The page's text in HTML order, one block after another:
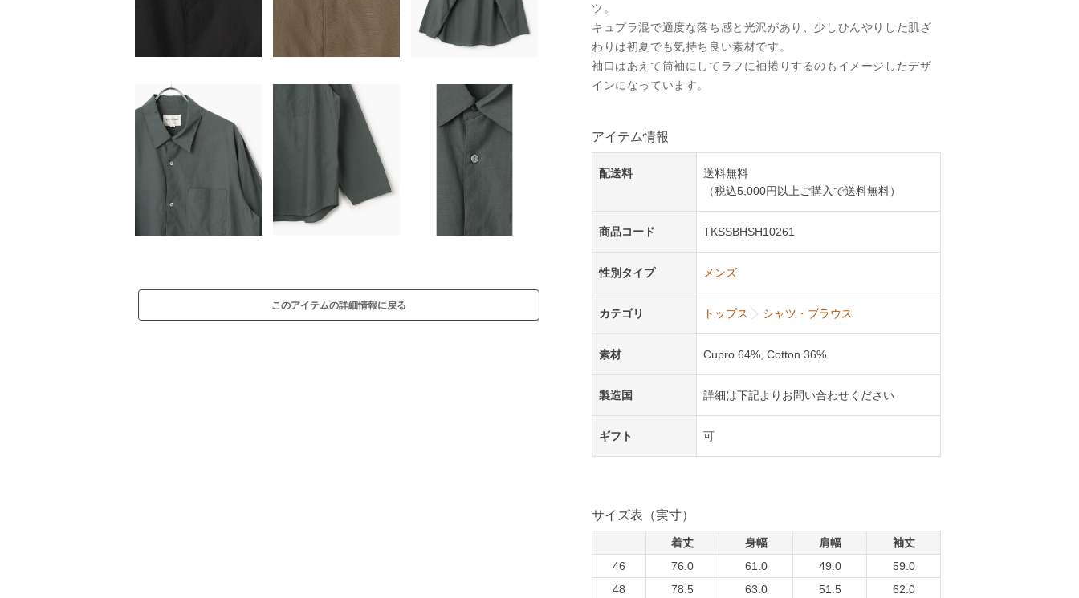
このアイテムの詳細情報に戻る
ツ。
キュプラ混で適度な落ち感と光沢があり、少しひんやりした肌ざ
わりは初夏でも気持ち良い素材です。
袖口はあえて筒袖にしてラフに袖捲りするのもイメージしたデザ
インになっています。
アイテム情報
配送料
送料無料
（税込5,000円以上ご購入で送料無料）
商品コード TKSSBHSH10261
性別タイプ メンズ
カテゴリ トップス シャツ・ブラウス
素材 Cupro 64%, Cotton 36%
製造国 詳細は下記よりお問い合わせください
ギフト 可
サイズ表（実寸）
着丈 身幅 肩幅
袖丈
46
76.0 61.0 49.0
59.0
48
78.5 63.0 51.5 62.0